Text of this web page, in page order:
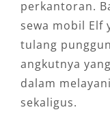
perkantoran.
sewa mobil Elf
tulang
angkutnya
dalam
sekaligus.